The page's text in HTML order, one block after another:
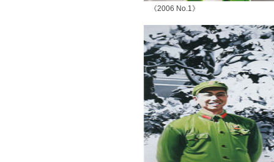
《2006 No.1》